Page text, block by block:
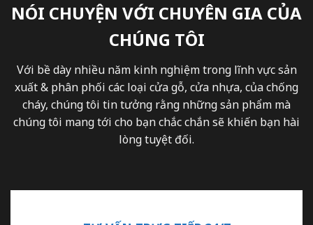
NÓI CHUYỆN VỚI CHUYÊN GIA CỦA
CHÚNG TÔI
Với bề dày nhiều năm kinh nghiệm trong lĩnh vực sản
xuất & phân phối các loại cửa gỗ, cửa nhựa, của chống
cháy, chúng tôi tin tưởng rằng những sản phẩm mà
chúng tôi mang tới cho bạn chắc chắn sẽ khiến bạn hài
lòng tuyệt đối.